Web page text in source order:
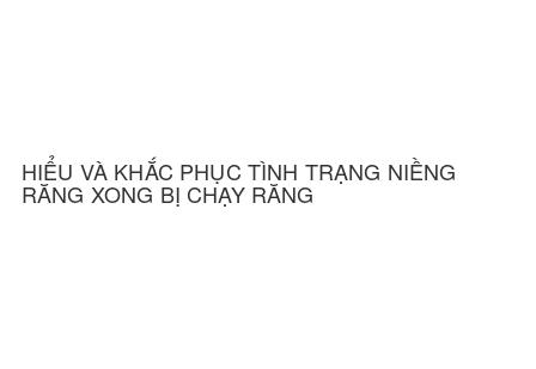
HIỂU VÀ KHẮC PHỤC TÌNH TRẠNG NIỀNG
RĂNG XONG BỊ CHẠY RĂNG